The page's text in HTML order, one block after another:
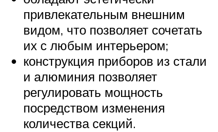
привлекательным внешним
видом, что позволяет сочетать
их с любым интерьером;
конструкция приборов из стали
и алюминия позволяет
регулировать мощность
посредством изменения
количества секций.